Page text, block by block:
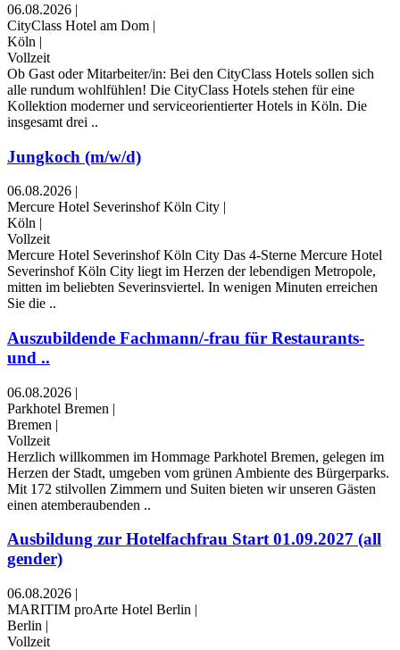
06.08.2026 |
CityClass Hotel am Dom |
Köln |
Vollzeit
Ob Gast oder Mitarbeiter/in: Bei den CityClass Hotels sollen sich
alle rundum wohlfühlen! Die CityClass Hotels stehen für eine
Kollektion moderner und serviceorientierter Hotels in Köln. Die
insgesamt drei ..
Jungkoch (m/w/d)
06.08.2026 |
Mercure Hotel Severinshof Köln City |
Köln |
Vollzeit
Mercure Hotel Severinshof Köln City Das 4-Sterne Mercure Hotel
Severinshof Köln City liegt im Herzen der lebendigen Metropole,
mitten im beliebten Severinsviertel. In wenigen Minuten erreichen
Sie die ..
Auszubildende Fachmann/-frau für Restaurants-
und ..
06.08.2026 |
Parkhotel Bremen |
Bremen |
Vollzeit
Herzlich willkommen im Hommage Parkhotel Bremen, gelegen im
Herzen der Stadt, umgeben vom grünen Ambiente des Bürgerparks.
Mit 172 stilvollen Zimmern und Suiten bieten wir unseren Gästen
einen atemberaubenden ..
Ausbildung zur Hotelfachfrau Start 01.09.2027 (all
gender)
06.08.2026 |
MARITIM proArte Hotel Berlin |
Berlin |
Vollzeit